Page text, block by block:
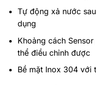
Tự động xả nước
dụng
Khoảng cách
thể điều chỉnh được
Bề mặt Inox 304 với